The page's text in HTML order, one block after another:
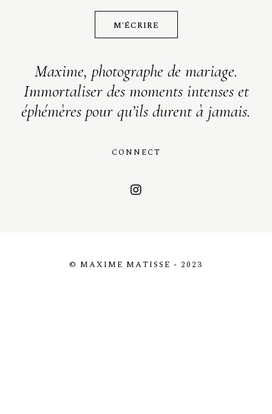
M'ÉCRIRE
Maxime, photographe de mariage.
Immortaliser des moments intenses et
éphémères pour qu’ils durent à jamais.
CONNECT
© MAXIME MATISSE - 2023